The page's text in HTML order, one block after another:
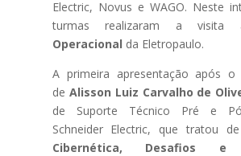
Electric, Novus e WAGO. Neste
turmas realizaram a
Operacional da Eletropaulo.
A primeira apresentação após
de Alisson Luiz Carvalho de
de Suporte Técnico Pré e
Schneider Electric, que tratou de
Cibernética, Desafios e